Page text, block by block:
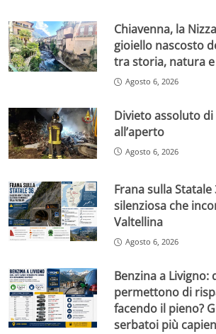
Chiavenna, la
gioiello nascosto
tra storia, natura
Agosto 6, 2026
Divieto assoluto
all’aperto
Agosto 6, 2026
Frana sulla
silenziosa che
Valtellina
Agosto 6, 2026
Benzina a Livigno:
permettono di
facendo il pieno?
serbatoi più